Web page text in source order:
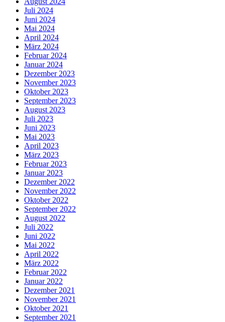
Juli 2024
Juni 2024
Mai 2024
April 2024
März 2024
Februar 2024
Januar 2024
Dezember 2023
November 2023
Oktober 2023
September 2023
August 2023
Juli 2023
Juni 2023
Mai 2023
April 2023
März 2023
Februar 2023
Januar 2023
Dezember 2022
November 2022
Oktober 2022
September 2022
August 2022
Juli 2022
Juni 2022
Mai 2022
April 2022
März 2022
Februar 2022
Januar 2022
Dezember 2021
November 2021
Oktober 2021
September 2021